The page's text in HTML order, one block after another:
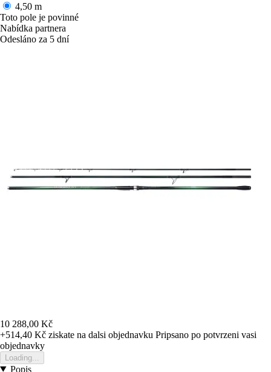
4,50 m
Toto pole je povinné
Nabídka partnera
Odesláno za 5 dní
10 288,00 Kč
+514,40 Kč ziskate na dalsi objednavku Pripsano po potvrzeni vasi
objednavky
Loading...
Popis